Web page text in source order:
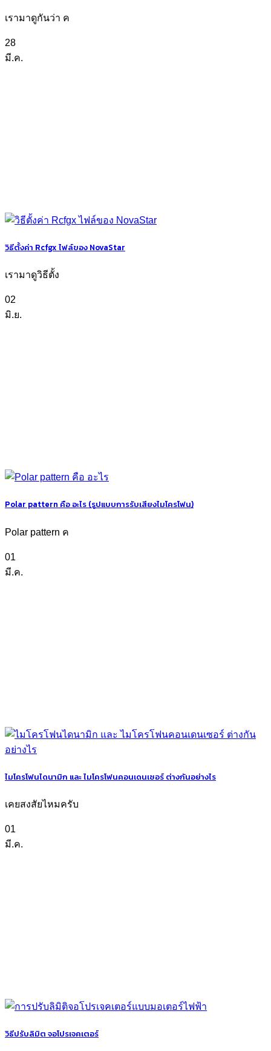
เรามาดูกันว่า ค
28
มี.ค.
วิธีตั้งค่า Rcfgx ไฟล์ของ NovaStar
เรามาดูวิธีตั้ง
02
มิ.ย.
Polar pattern คือ อะไร (รูปแบบการรับเสียงไมโครโฟน)
Polar pattern ค
01
มี.ค.
ไมโครโฟนไดนามิก และ ไมโครโฟนคอนเดนเซอร์ ต่างกันอย่างไร
เคยสงสัยไหมครับ
01
มี.ค.
วิธีปรับลิมิต จอโปรเจคเตอร์